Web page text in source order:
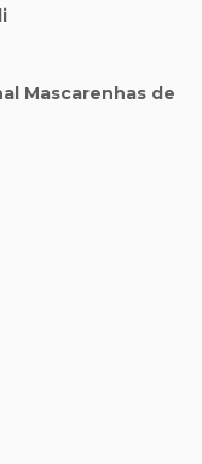
Mascarenhas de